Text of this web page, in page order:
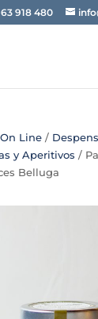
918 480
Line/
y Aperitivos /
Belluga